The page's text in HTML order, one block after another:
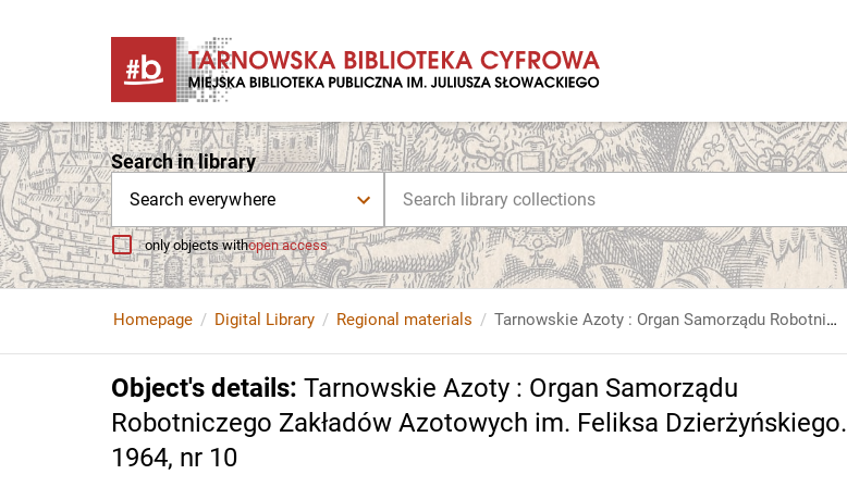
Search in library
Search everywhere
only objects withopen access
Homepage Digital Library Regional materials Tarnowskie Azoty : Organ Samorządu Robotniczego Zakładów Azotowych im. Feliksa Dzierżyńskiego. 1964, nr 10
Object's details: Tarnowskie Azoty : Organ Samorządu
Robotniczego Zakładów Azotowych im. Feliksa Dzierżyńskiego.
1964, nr 10